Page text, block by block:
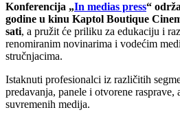
Konferencija „In medias press“
godine u kinu Kaptol Boutique
sati, a pružit će priliku za edukaciju i
renomiranim novinarima i vodećim
stručnjacima.
Istaknuti profesionalci iz različitih
predavanja, panele i otvorene rasprave,
suvremenih medija.